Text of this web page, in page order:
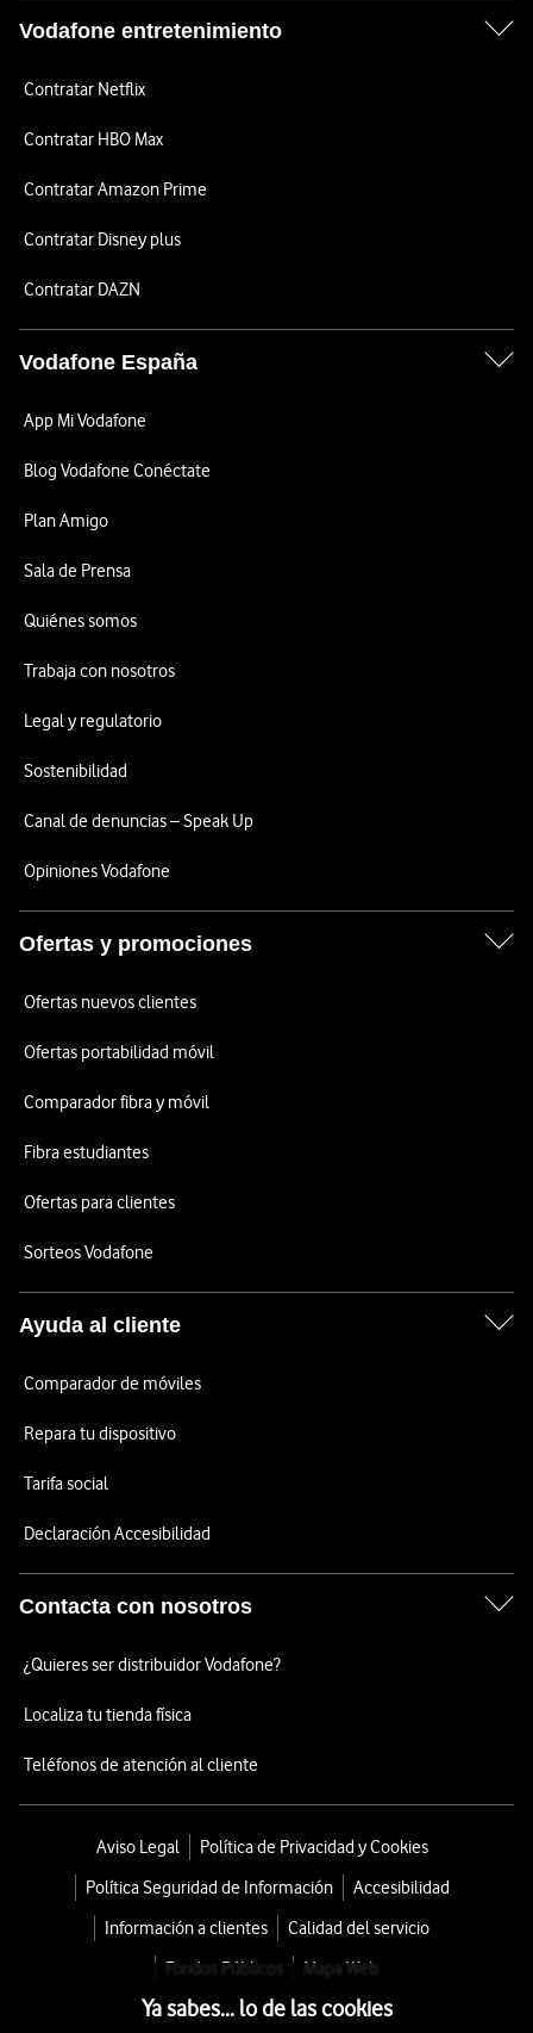
Vodafone entretenimiento
Contratar Netflix
Contratar HBO Max
Contratar Amazon Prime
Contratar Disney plus
Contratar DAZN
Vodafone España
App Mi Vodafone
Blog Vodafone Conéctate
Plan Amigo
Sala de Prensa
Quiénes somos
Trabaja con nosotros
Legal y regulatorio
Sostenibilidad
Canal de denuncias – Speak Up
Opiniones Vodafone
Ofertas y promociones
Ofertas nuevos clientes
Ofertas portabilidad móvil
Comparador fibra y móvil
Fibra estudiantes
Ofertas para clientes
Sorteos Vodafone
Ayuda al cliente
Comparador de móviles
Repara tu dispositivo
Tarifa social
Declaración Accesibilidad
Contacta con nosotros
¿Quieres ser distribuidor Vodafone?
Localiza tu tienda física
Teléfonos de atención al cliente
Aviso Legal
Política de Privacidad y Cookies
Política Seguridad de Información
Accesibilidad
Información a clientes
Calidad del servicio
Fondos Públicos
Mapa Web
Ya sabes... lo de las cookies